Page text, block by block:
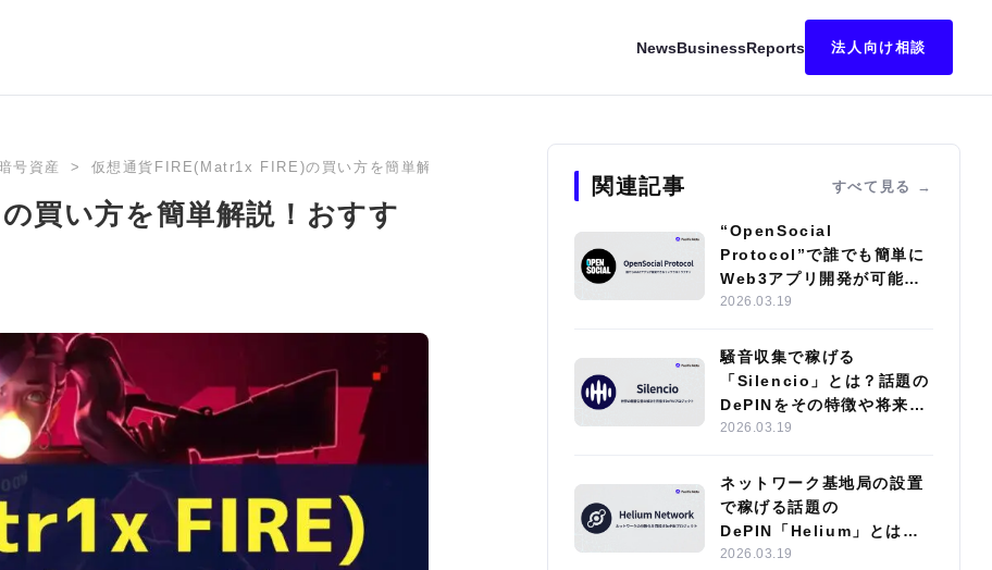
NewsBusinessReports 法人向け相談
暗号資産 仮想通貨FIRE(Matr1x FIRE)の買い方を簡単解説！おすすめ取引所も紹介！
買い方を簡単解説！おすす
関連記事 すべて見る
“OpenSocial
Protocol”で誰でも簡単に
Web3アプリ開発が可能
に？注目の開発技術や
2026.03.19
騒音収集で稼げる
「Silencio」とは？話題の
DePINをその特徴や将来性
とともに解説
2026.03.19
ネットワーク基地局の設置
で稼げる話題の
DePIN「Helium」とは？
エコシステムやサブDAOの
2026.03.19